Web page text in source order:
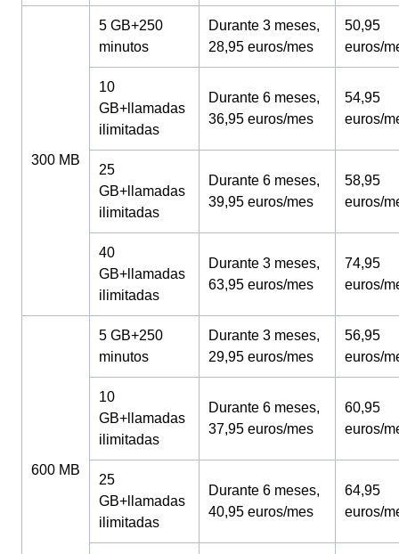
300 MB
5 GB+250
minutos
Durante 3 meses,
28,95 euros/mes
50,95
euros/
10
GB+llamadas
ilimitadas
Durante 6 meses,
36,95 euros/mes
54,95
euros/
25
GB+llamadas
ilimitadas
Durante 6 meses,
39,95 euros/mes
58,95
euros/
40
GB+llamadas
ilimitadas
Durante 3 meses,
63,95 euros/mes
74,95
euros/
600 MB
5 GB+250
minutos
Durante 3 meses,
29,95 euros/mes
56,95
euros/
10
GB+llamadas
ilimitadas
Durante 6 meses,
37,95 euros/mes
60,95
euros/
25
GB+llamadas
ilimitadas
Durante 6 meses,
40,95 euros/mes
64,95
euros/